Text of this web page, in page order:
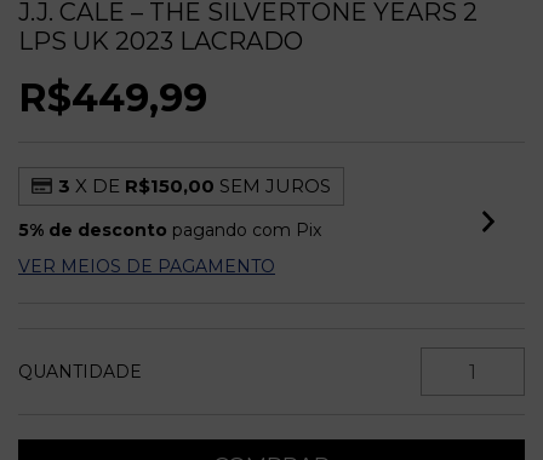
J.J. CALE – THE SILVERTONE YEARS 2
LPS UK 2023 LACRADO
R$449,99
3 X DE R$150,00 SEM JUROS
5% de desconto pagando com Pix
VER MEIOS DE PAGAMENTO
QUANTIDADE